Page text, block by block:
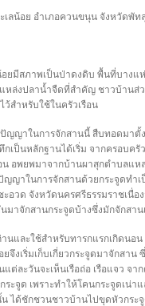
ลน้อย อำเภอควนขนุน จังหวัดพัท
ยมีสภาพเป็นป่าดงดิบ พื้นที่บาง
หล่งปลาน้ำจืดที่สำคัญ ชาวบ้านส่
สำหรับใช้ในครัวเรือน
ญญาในการจักสานนี้ สืบทอดมาตั้
ป็นหลักฐานได้เริ่ม จากครอบครั
อพยพมาจากบ้านผาสุกตำบลแห
าในการจักสานด้วยกระจูดทำเ
ะอวด จังหวัดนครศรีธรรมราชเนื่
าจักสานกระจูดบ้างซึ่งมักจักสาน
และใช้สำหรับทารกแรกเกิดนอ
จึงเริ่มเก็บเกี่ยวกระจูดมาจักสา
ต่ละวันจะเห็นเรือถ่อ เรือแจว จ
ระจูด เพราะทำให้โคนกระจูดเ
ได้ชักชวนชาวบ้านไปขุดหัวกระ